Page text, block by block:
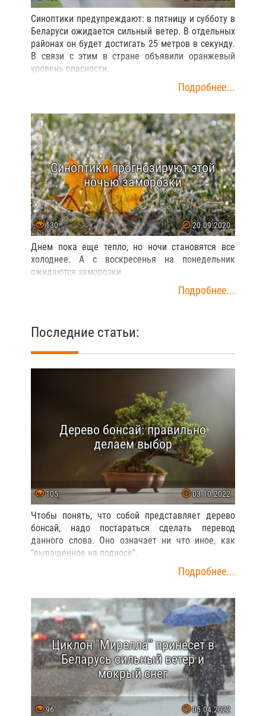
Синоптики предупреждают: в пятницу и субботу в
Беларуси ожидается сильный ветер. В отдельных
районах он будет достигать 25 метров в секунду.
В связи с этим в стране объявили оранжевый
уровень опасности.
Подробнее...
Синоптики прогнозируют этой
ночью заморозки
130 20.09.2020
Днем пока еще тепло, но ночи становятся все
холоднее. А с воскресенья на понедельник
ожидаются заморозки.
Подробнее...
Последние статьи:
Дерево бонсай: правильно
делаем выбор
105 03.10.2022
Чтобы понять, что собой представляет дерево
бонсай, надо постараться сделать перевод
данного слова. Оно означает ни что иное, как
"выращенное на подносе".
Подробнее...
Циклон "Мирелла" принесет в
Беларусь сильный ветер и
мокрый снег
96 05.04.2022